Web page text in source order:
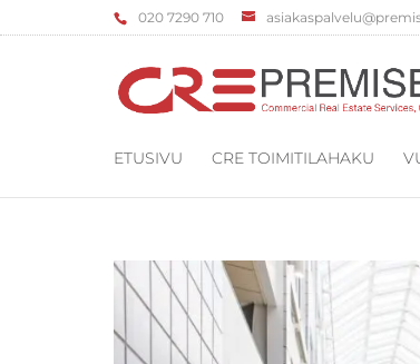
‌020 7290 710
ETUSIVU CRE TOIMITILAHAKU